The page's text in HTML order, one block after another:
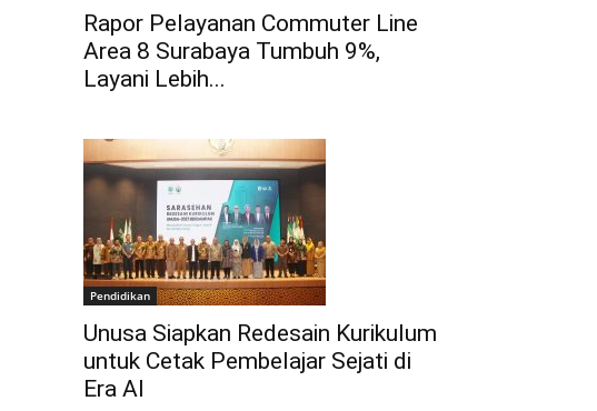
Rapor Pelayanan Commuter Line
Area 8 Surabaya Tumbuh 9%,
Layani Lebih...
Pendidikan
Unusa Siapkan Redesain Kurikulum
untuk Cetak Pembelajar Sejati di
Era AI